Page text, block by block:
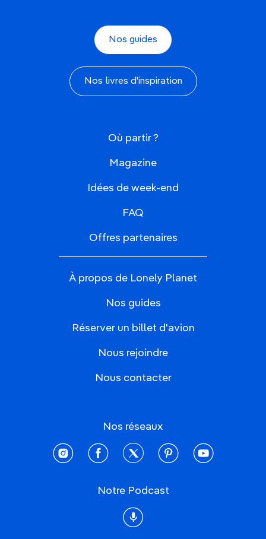
Nos guides
Nos livres d'inspiration
Où partir ?
Magazine
Idées de week-end
FAQ
Offres partenaires
À propos de Lonely Planet
Nos guides
Réserver un billet d'avion
Nous rejoindre
Nous contacter
Nos réseaux
instagramfacebooktwitter pinterestyoutube
Notre Podcast
Podcast